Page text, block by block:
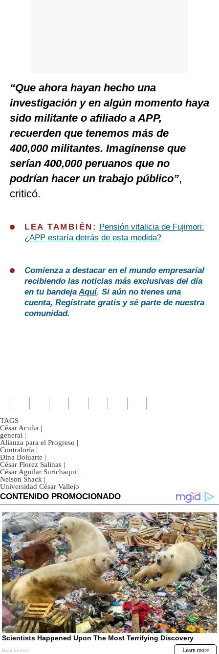
“Que ahora hayan hecho una
investigación y en algún momento haya
sido militante o afiliado a APP,
recuerden que tenemos más de
400,000 militantes. Imagínense que
serían 400,000 peruanos que no
podrían hacer un trabajo público”,
criticó.
LEA TAMBIÉN:
Pensión vitalicia de Fujimori:
¿APP estaría detrás de esta medida?
Comienza a destacar en el mundo empresarial
recibiendo las noticias más exclusivas del día
en tu bandejaAquí. Si aún no tienes una
cuenta, Regístrate gratis y sé parte de nuestra
comunidad.
TAGS
César Acuña |
general |
Alianza para el Progreso |
Contraloría |
Dina Boluarte |
César Florez Salinas |
César Aguilar Surichaqui |
Nelson Shack |
Universidad César Vallejo